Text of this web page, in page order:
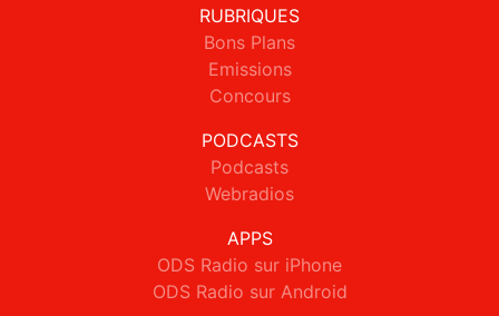
RUBRIQUES
Bons Plans
Emissions
Concours
PODCASTS
Podcasts
Webradios
APPS
ODS Radio sur iPhone
ODS Radio sur Android